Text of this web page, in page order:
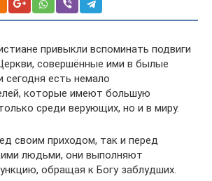
привыкли вспоминать подвиги
совершённые ими в былые
сегодня есть немало
которые имеют большую
среди верующих, но и в миру.
своим приходом, так и перед
людьми, они выполняют
обращая к Богу заблудших.